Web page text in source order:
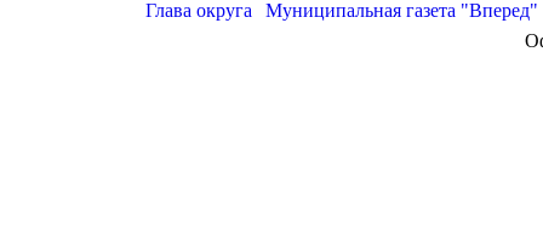
Глава округа Муниципальная газета "Вперед"